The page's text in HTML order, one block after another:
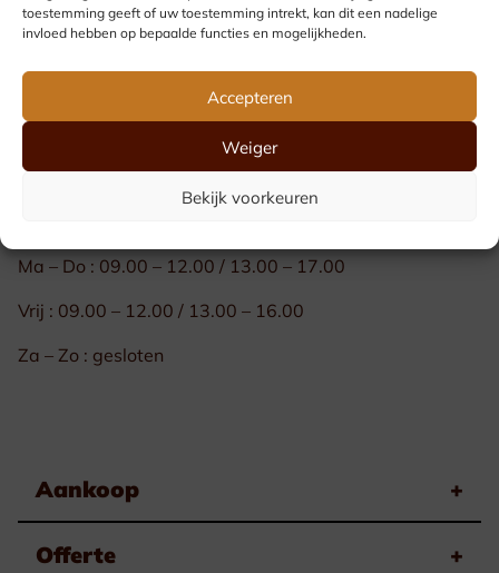
toestemming geeft of uw toestemming intrekt, kan dit een nadelige
invloed hebben op bepaalde functies en mogelijkheden.
Accepteren
Weiger
Bekijk voorkeuren
Facturatie
info@touletvanbael.be
Atelier & gravures Luk Van Den Haute
Ma – Do : 09.00 – 12.00 / 13.00 – 17.00
Vrij : 09.00 – 12.00 / 13.00 – 16.00
Za – Zo : gesloten
Aankoop +
Offerte +